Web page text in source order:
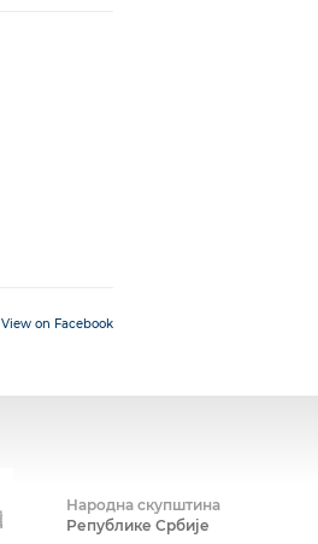
View on Facebook
Народна скупштина
Републике Србије